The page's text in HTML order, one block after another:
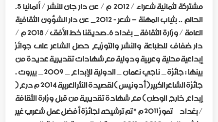
مشتركة لثمانية شعراء / 2012 م / عن دار جان للنشر / ألمانيا 5.
الحالم .. بثياب المهنة – شعر - 2012_ عن دار الشؤون الثقافية
العامة / وزارة الثقافة _ بغداد 6. صديقنا خط الأفق / 2018 م /
دار ضفاف للطباعة والنشر والتوزيع حصل الشاعر على جوائز
إبداعية محلية وعربية ودولية مع شهادات تقديرية عديدة من
بينها : جائزة _ ناجي نعمان _ الدولية للإبداع _ 2009 _ بيروت .
جائزة الشاعر الكبير ( أدونيس ) لقصيدة النثر العربية 2014 م درع (
إبداع خارج الوطن ) مع شهادة تقديرية من قبل وزارة الثقافة
/ بغداد _ تموز 2011م * تم ترشيحه لجائزة أفضل عمل شعري غير